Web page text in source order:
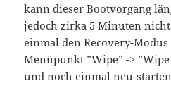
kann dieser Bootvorgang
jedoch zirka 5 Minuten
einmal den Recovery-
Menüpunkt ”Wipe” ->
und noch einmal neu-